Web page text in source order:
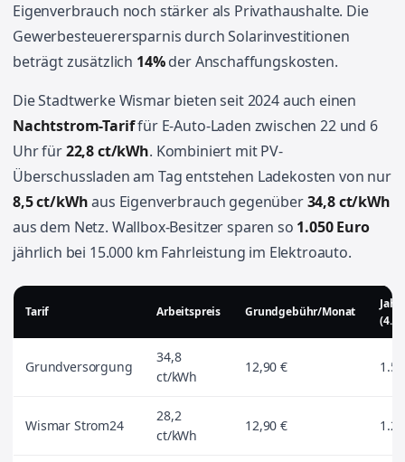
Eigenverbrauch noch stärker als Privathaushalte. Die
Gewerbesteuerersparnis durch Solarinvestitionen
beträgt zusätzlich 14%der Anschaffungskosten.
Die Stadtwerke Wismar bieten seit 2024 auch einen
Nachtstrom-Tariffür E-Auto-Laden zwischen 22 und 6
Uhr für22,8 ct/kWh. Kombiniert mit PV-
Überschussladen am Tag entstehen Ladekosten von nur
8,5 ct/kWhaus Eigenverbrauch gegenüber34,8 ct/kWh
aus dem Netz. Wallbox-Besitzer sparen so 1.050 Euro
jährlich bei 15.000 km Fahrleistung im Elektroauto.
Tarif Arbeitspreis Grundgebühr/Monat
Grundversorgung
34,8
ct/kWh
12,90 €
Wismar Strom24
28,2
ct/kWh
12,90 €